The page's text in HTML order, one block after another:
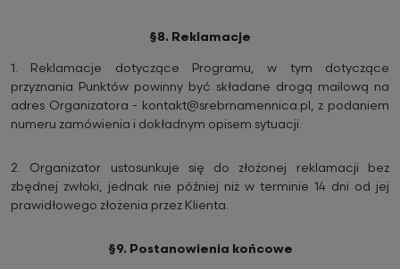
§8. Reklamacje
1.
Reklamacje dotyczące Programu, w tym dotyczące
przyznania Punktów powinny być składane drogą mailową na
adres Organizatora - kontakt@srebrnamennica.pl, z podaniem
numeru zamówienia i dokładnym opisem sytuacji.
2.
Organizator ustosunkuje się do złożonej reklamacji bez
zbędnej zwłoki, jednak nie później niż w terminie 14 dni od jej
prawidłowego złożenia przez Klienta.
§9. Postanowienia końcowe